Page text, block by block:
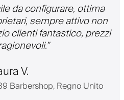
da configurare, ottima
sempre attivo non
clienti fantastico, prezzi
”
V.
Barbershop, Regno Unito